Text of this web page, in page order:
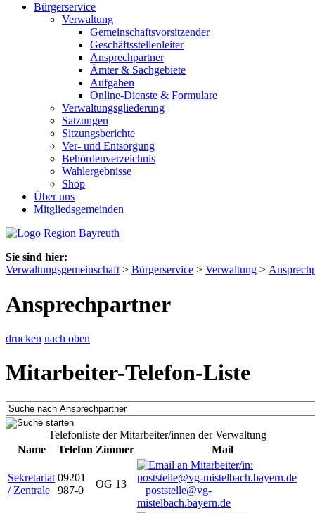
Bürgerservice
Verwaltung
Gemeinschaftsvorsitzender
Geschäftsstellenleiter
Ansprechpartner
Ämter & Sachgebiete
Aufgaben
Online-Dienste & Formulare
Verwaltungsgliederung
Satzungen
Sitzungsberichte
Ver- und Entsorgung
Behördenverzeichnis
Wahlergebnisse
Shop
Über uns
Mitgliedsgemeinden
Sie sind hier:
Verwaltungsgemeinschaft > Bürgerservice > Verwaltung >
Ansprechpartner
drucken nach oben
Mitarbeiter-Telefon-Liste
Telefonliste der Mitarbeiter/innen der Verwaltung
Name
Telefon Zimmer Mail
Sekretariat
/ Zentrale
09201
987-0
OG 13
poststelle@vg-
mistelbach.bayern.de